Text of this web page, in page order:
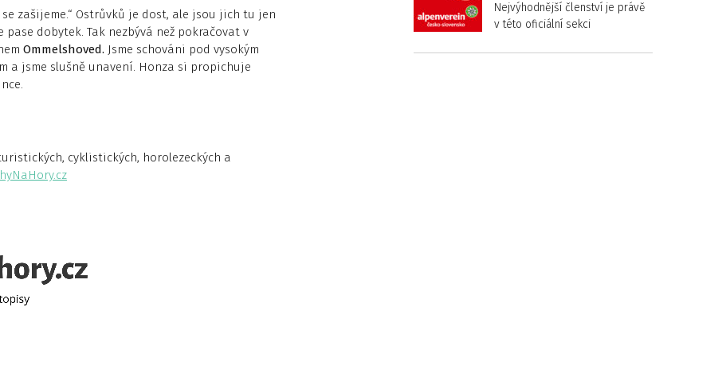
zašijeme.“ Ostrůvků je dost, ale jsou jich tu jen
dobytek. Tak nezbývá než pokračovat v
Ommelshoved. Jsme schováni pod vysokým
a jsme slušně unavení. Honza si propichuje
cyklistických, horolezeckých a
Nejvýhodnější členství je právě
v této oficiální sekci